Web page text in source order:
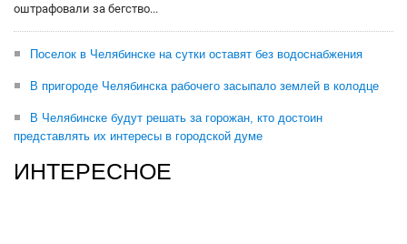
оштрафовали за бегство...
Поселок в Челябинске на сутки оставят без водоснабжения
В пригороде Челябинска рабочего засыпало землей в колодце
В Челябинске будут решать за горожан, кто достоин
представлять их интересы в городской думе
ИНТЕРЕСНОЕ